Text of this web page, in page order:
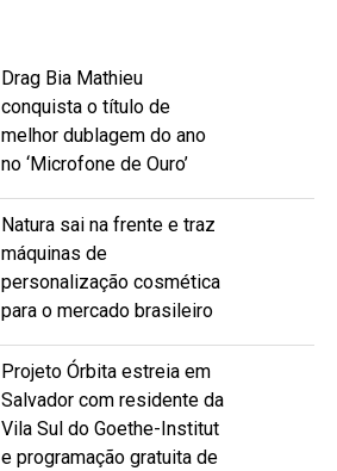
Drag Bia Mathieu
conquista o título de
melhor dublagem do ano
no ‘Microfone de Ouro’
Natura sai na frente e traz
máquinas de
personalização cosmética
para o mercado brasileiro
Projeto Órbita estreia em
Salvador com residente da
Vila Sul do Goethe-Institut
e programação gratuita de